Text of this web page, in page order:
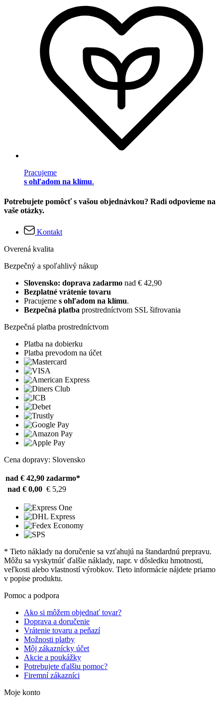
Pracujeme
s ohľadom na klímu.
Potrebujete pomôcť s vašou objednávkou? Radi odpovieme na
vaše otázky.
Kontakt
Overená kvalita
Bezpečný a spoľahlivý nákup
Slovensko: doprava zadarmo nad € 42,90
Bezplatné vrátenie tovaru
Pracujeme s ohľadom na klímu.
Bezpečná platba prostredníctvom SSL šifrovania
Bezpečná platba prostredníctvom
Platba na dobierku
Platba prevodom na účet
Cena dopravy: Slovensko
nad € 42,90 zadarmo*
nad € 0,00 € 5,29
* Tieto náklady na doručenie sa vzťahujú na štandardnú prepravu.
Môžu sa vyskytnúť ďalšie náklady, napr. v dôsledku hmotnosti,
veľkosti alebo vlastností výrobkov. Tieto informácie nájdete priamo
v popise produktu.
Pomoc a podpora
Ako si môžem objednať tovar?
Doprava a doručenie
Vrátenie tovaru a peňazí
Možnosti platby
Môj zákaznícky účet
Akcie a poukážky
Potrebujete ďalšiu pomoc?
Firemní zákazníci
Moje konto